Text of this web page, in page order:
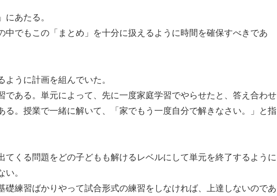
あたる。
でもこの「まとめ」を十分に扱えるように時間を確保すべきであ
うに計画を組んでいた。
ある。単元によって、先に一度家庭学習でやらせたと、答え合わせ
る。授業で一緒に解いて、「家でもう一度自分で解きなさい。」と指
くる問題をどの子どもも解けるレベルにして単元を終了するように
。
練習ばかりやって試合形式の練習をしなければ、上達しないのであ